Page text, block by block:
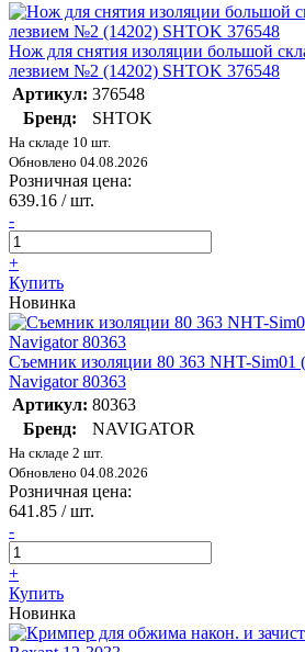
Нож для снятия изоляции большой
лезвием №2 (14202) SHTOK 376548
Артикул: 376548
Бренд:
SHTOK
На складе 10 шт.
Обновлено 04.08.2026
Розничная цена:
639.16 / шт.
-
+
Купить
Новинка
Съемник изоляции 80 363 NHT-Sim01
Navigator 80363
Артикул: 80363
Бренд:
NAVIGATOR
На складе 2 шт.
Обновлено 04.08.2026
Розничная цена:
641.85 / шт.
-
+
Купить
Новинка